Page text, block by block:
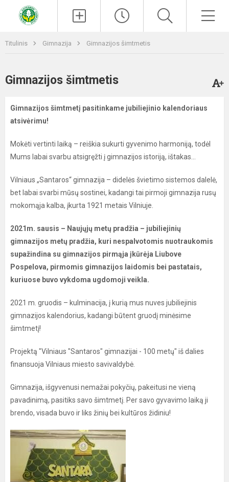
Titulinis Gimnazija Gimnazijos šimtmetis
Gimnazijos šimtmetis
Gimnazijos šimtmetį pasitinkame jubiliejinio kalendoriaus
atsivėrimu!
Mokėti vertinti laiką – reiškia sukurti gyvenimo harmoniją, todėl
Mums labai svarbu atsigręžti į gimnazijos istoriją, ištakas…
Vilniaus „Santaros“ gimnazija – didelės švietimo sistemos dalelė,
bet labai svarbi mūsų sostinei, kadangi tai pirmoji gimnazija rusų
mokomąja kalba, įkurta 1921 metais Vilniuje.
2021m. sausis – Naujųjų metų pradžia – jubiliejinių
gimnazijos metų pradžia, kuri nespalvotomis nuotraukomis
supažindina su gimnazijos pirmąja įkūrėja Liubove
Pospelova, pirmomis gimnazijos laidomis bei pastatais,
kuriuose buvo vykdoma ugdomoji veikla.
2021 m. gruodis – kulminacija, į kurią mus nuves jubiliejinis
gimnazijos kalendorius, kadangi būtent gruodį minėsime
šimtmetį!
Projektą "Vilniaus "Santaros" gimnazijai - 100 metų" iš dalies
finansuoja Vilniaus miesto savivaldybė.
Gimnazija, išgyvenusi nemažai pokyčių, pakeitusi ne vieną
pavadinimą, pasitiks savo šimtmetį. Per savo gyvavimo laiką ji
brendo, visada buvo ir liks žinių bei kultūros židiniu!